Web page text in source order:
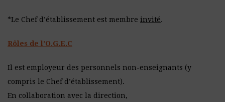
*Le Chef d’établissement est membre invité.
Rôles de l’O.G.E.C
Il est employeur des personnels non-enseignants (y
compris le Chef d’établissement).
En collaboration avec la direction,